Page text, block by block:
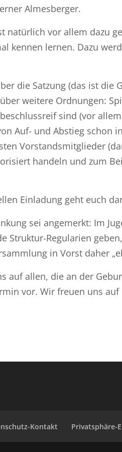
Almesberger.
natürlich vor allem dazu
kennen lernen. Dazu
die Satzung (das ist die
weitere Ordnungen:
sind (vor
Auf- und Abstieg schon
Vorstandsmitglieder
handeln und zum
Einladung geht euch
sei angemerkt: Im
Struktur-Regularien
in Vorst daher
auf allen, die an der
vor. Wir freuen uns auf
Kontakt Privatsphäre-